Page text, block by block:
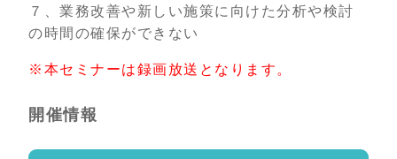
７、業務改善や新しい施策に向けた分析や検討
の時間の確保ができない
※本セミナーは録画放送となります。
開催情報